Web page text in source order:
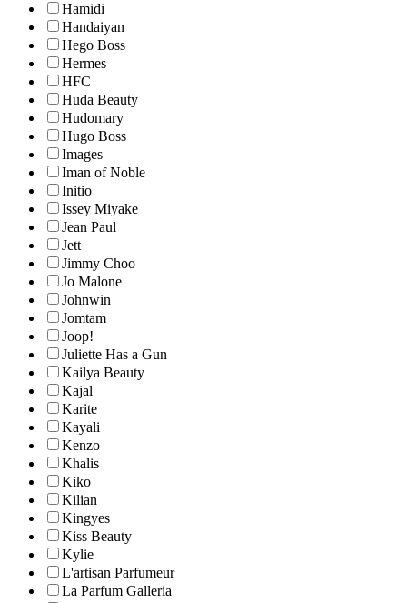
Hamidi
Handaiyan
Hego Boss
Hermes
HFC
Huda Beauty
Hudomary
Hugo Boss
Images
Iman of Noble
Initio
Issey Miyake
Jean Paul
Jett
Jimmy Choo
Jo Malone
Johnwin
Jomtam
Joop!
Juliette Has a Gun
Kailya Beauty
Kajal
Karite
Kayali
Kenzo
Khalis
Kiko
Kilian
Kingyes
Kiss Beauty
Kylie
L'artisan Parfumeur
La Parfum Galleria